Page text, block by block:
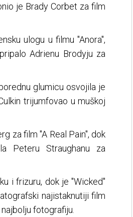
je Brady Corbet za film
ulogu u filmu "Anora",
Adrienu Brodyju za
glumicu osvojila je
trijumfovao u muškoj
za film "A Real Pain", dok
Peteru Straughanu za
i frizuru, dok je "Wicked"
najistaknutiji film
fotografiju.